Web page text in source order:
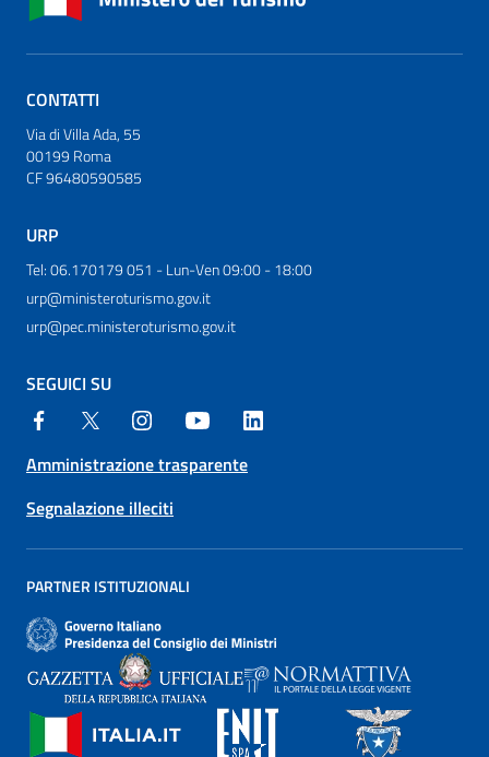
CONTATTI
Via di Villa Ada, 55
00199 Roma
CF 96480590585
URP
Tel: 06.170179 051 - Lun-Ven 09:00 - 18:00
urp@ministeroturismo.gov.it
urp@pec.ministeroturismo.gov.it
SEGUICI SU
Amministrazione trasparente
Segnalazione illeciti
PARTNER ISTITUZIONALI